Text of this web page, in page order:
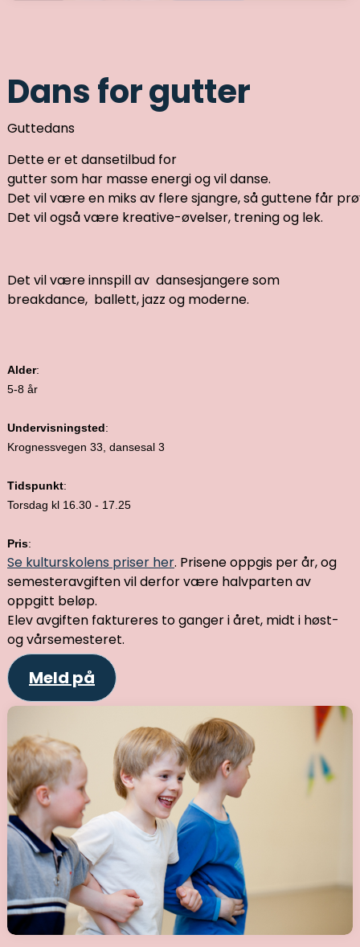
Dans for gutter
Guttedans
Dette er et dansetilbud for
gutter som har masse energi og vil danse.
Det vil være en miks av flere sjangre, så guttene får
Det vil også være kreative-øvelser, trening og lek.
Det vil være innspill av dansesjangere som
breakdance, ballett, jazz og moderne.
Alder:
5-8 år
Undervisningsted:
Krognessvegen 33, dansesal 3
Tidspunkt:
Torsdag kl 16.30 - 17.25
Pris:
Se kulturskolens priser her. Prisene oppgis per år, og
semesteravgiften vil derfor være halvparten av
oppgitt beløp.
Elev avgiften faktureres to ganger i året, midt i høst-
og vårsemesteret.
Meld på